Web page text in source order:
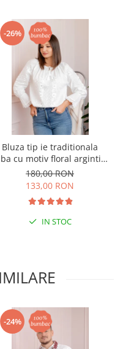
-26%
Bluza tip ie traditionala
cu motiv floral argintiu
Angelica 02
180,00 RON
133,00 RON
IN STOC
-24%